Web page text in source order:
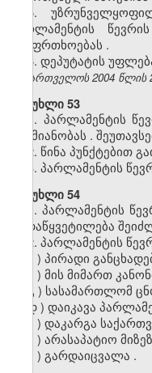
5.
პარლამენტის
წევრის
უსაფრთხოებას .
6. დეპუტატის
საქართველოს 2004 წლის
მუხლი 53
1. პარლამენტის
საქმიანობას .
2. წინა პუნქტებით
3. პარლამენტის
მუხლი 54
1. პარლამენტის
გადაწყვეტილება
2. პარლამენტის
) პირადი
) მის მიმართ
გ ) სასამართლომ
დ) დაიკავა
) დაკარგა
) არასაპატიო
) გარდაიცვალა .